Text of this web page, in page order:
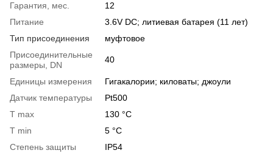
Гарантия, мес.
12
Питание
3.6V DC; литиевая батарея (11 лет)
Тип присоединения
муфтовое
Присоединительные
размеры, DN
40
Единицы измерения
Гигакалории; киловаты; джоули
Датчик температуры
Pt500
T max
130 °C
T min
5 °C
Степень защиты
IP54